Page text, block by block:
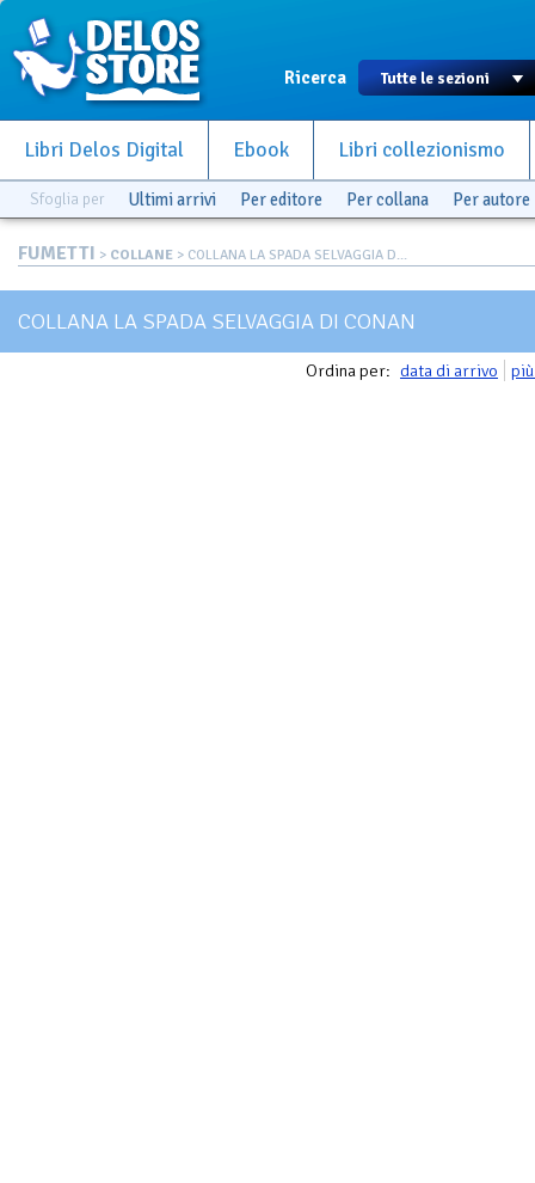
Ricerca
Libri Delos Digital Ebook Libri collezionismo
Sfoglia per Ultimi arrivi Per editore Per collana Per autore
FUMETTI > COLLANE > COLLANA LA SPADA SELVAGGIA D...
COLLANA LA SPADA SELVAGGIA DI CONAN
Ordina per: data di arrivo